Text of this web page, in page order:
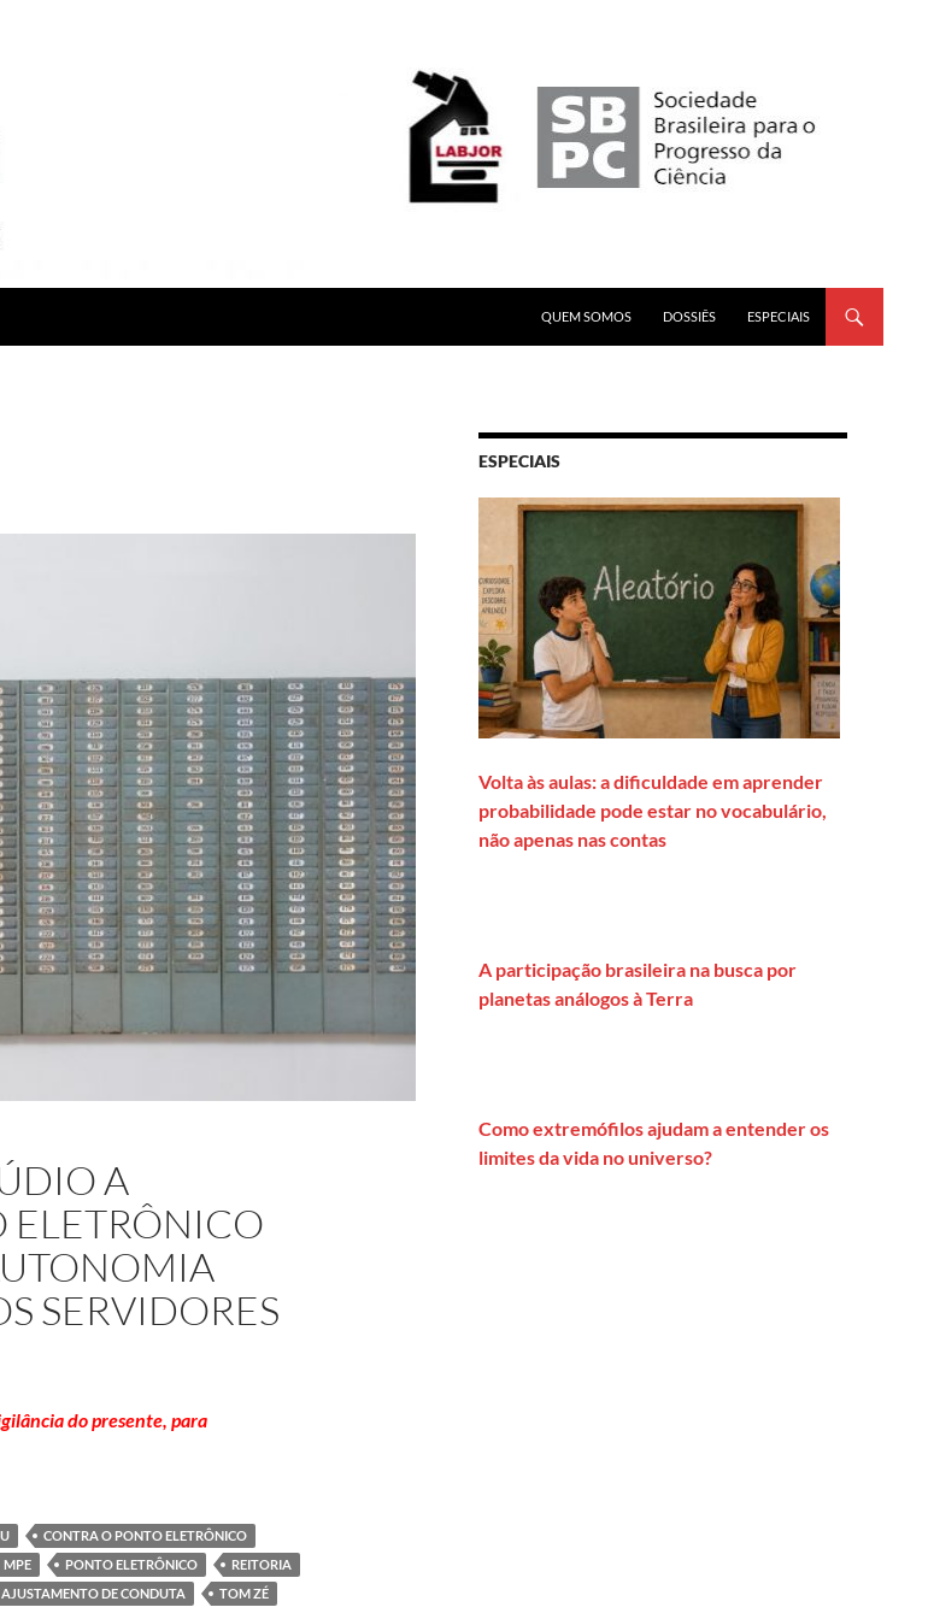
QUEM SOMOS
DOSSIÊS ESPECIAIS
A
ELETRÔNICO
SERVIDORES
do presente, para
à sociedade em repúdio a implementação do ponto eletrônico na Unicamp e em apoio à autonomia
CONTRA O PONTO ELETRÔNICO
MPE PONTO ELETRÔNICO
REITORIA
DE CONDUTA
TOM ZÉ
ESPECIAIS
Volta às aulas: a dificuldade em aprender
probabilidade pode estar no vocabulário,
não apenas nas contas
A participação brasileira na busca por
planetas análogos à Terra
Como extremófilos ajudam a entender os
limites da vida no universo?